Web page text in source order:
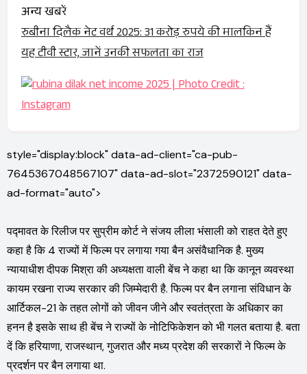
अन्य खबरें
रुबीना दिलैक नेट वर्थ 2025: 31 करोड़ रुपये की मालकिन हैं
यह टीवी स्टार, जानें उनकी सफलता का राज
style="display:block" data-ad-client="ca-pub-
7645367048567107" data-ad-slot="2372590121" data-
ad-format="auto">
पद्मावत के रिलीज पर सुप्रीम कोर्ट ने संजय लीला भंसाली को राहत देते हुए
कहा है कि 4 राज्यों में फिल्म पर लगाया गया बैन असंवैधानिक है. मुख्य
न्यायाधीश दीपक मिश्रा की अध्यक्षता वाली बेंच ने कहा था कि कानून व्यवस्था
कायम रखना राज्य सरकार की जिम्मेदारी है. फिल्म पर बैन लगाना संविधान के
आर्टिकल-21 के तहत लोगों को जीवन जीने और स्वतंत्रता के अधिकार का
हनन है इसके साथ ही बेंच ने राज्यों के नोटिफिकेशन को भी गलत बताया है. बता
दें कि हरियाणा, राजस्थान, गुजरात और मध्य प्रदेश की सरकारों ने फिल्म के
प्रदर्शन पर बैन लगाया था.